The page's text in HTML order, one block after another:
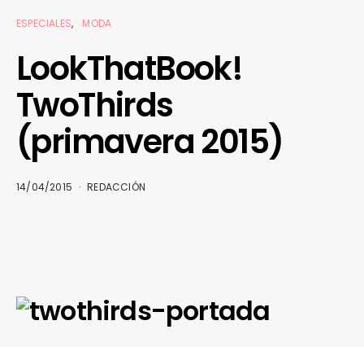
ESPECIALES MODA
LookThatBook!
TwoThirds
(primavera 2015)
14/04/2015 REDACCIÓN